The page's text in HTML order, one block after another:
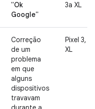
"Ok
Google"
3a XL
Correção
de um
problema
em que
alguns
dispositivos
travavam
Pixel 3,
XL